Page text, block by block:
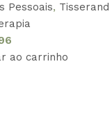
Pessoais, Tisserand
ao carrinho